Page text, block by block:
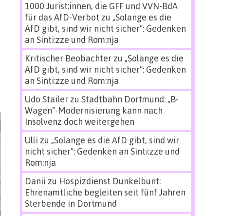
1000 Jurist:innen, die GFF und VVN-BdA
für das AfD-Verbot zu „Solange es die
AfD gibt, sind wir nicht sicher“: Gedenken
an Sinti:zze und Rom:nja
Kritischer Beobachterzu „Solange es die
AfD gibt, sind wir nicht sicher“: Gedenken
an Sinti:zze und Rom:nja
Udo Stailerzu Stadtbahn Dortmund: „B-
Wagen“-Modernisierung kann nach
Insolvenz doch weitergehen
Ulli zu „Solange es die AfD gibt, sind wir
nicht sicher“: Gedenken an Sinti:zze und
Rom:nja
Danii zu Hospizdienst Dunkelbunt:
Ehrenamtliche begleiten seit fünf Jahren
Sterbende in Dortmund